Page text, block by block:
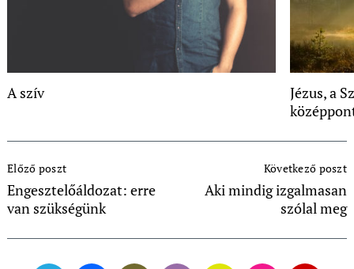
A szív
Jézus, a
Navigation
Előző poszt
Engesztelőáldozat: erre
van szükségünk
Következő poszt
Aki mindig izgalmasan
szólal meg